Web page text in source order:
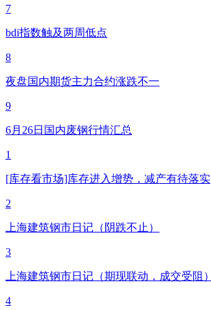
7
bdi指数触及两周低点
8
夜盘国内期货主力合约涨跌不一
9
6月26日国内废钢行情汇总
1
[库存看市场]库存进入增势，减产有待落实
2
上海建筑钢市日记（阴跌不止）
3
上海建筑钢市日记（期现联动，成交受阻）
4